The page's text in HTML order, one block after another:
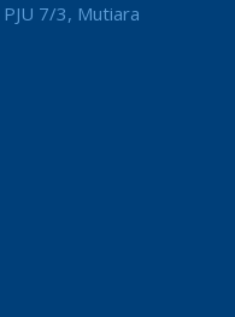
7/3, Mutiara